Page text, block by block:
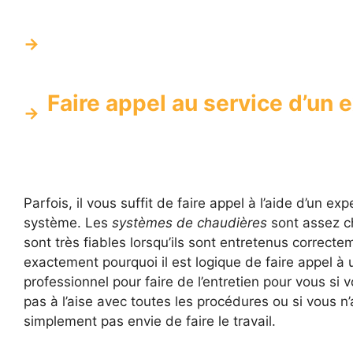
Faire appel au service d’un
Parfois, il vous suffit de faire appel à l’aide d’un
système. Les systèmes de chaudières sont assez
sont très fiables lorsqu’ils sont entretenus
exactement pourquoi il est logique de faire appel à
professionnel pour faire de l’entretien pour vous si
pas à l’aise avec toutes les procédures ou si vous
simplement pas envie de faire le travail.